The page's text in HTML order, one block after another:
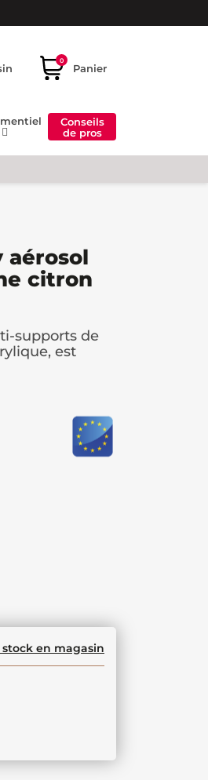
0
Panier
Conseils
de pros
aérosol
citron
supports de
est
en magasin